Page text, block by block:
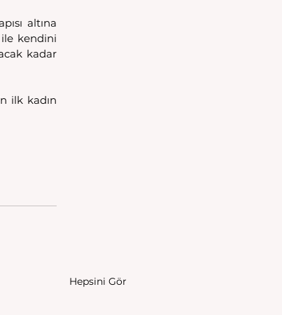
altına
ile kendini
kadar
ilk kadın
Hepsini Gör